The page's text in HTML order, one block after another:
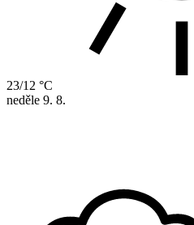
23/12 °C
neděle 9. 8.